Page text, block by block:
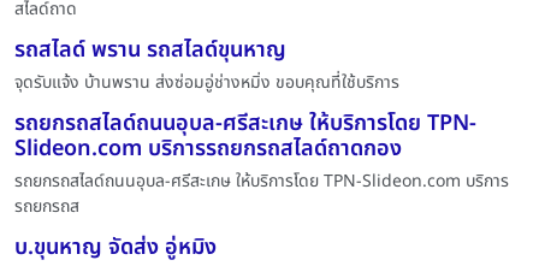
สไลด์ถาด
รถสไลด์ พราน รถสไลด์ขุนหาญ
จุดรับแจ้ง บ้านพราน ส่งซ่อมอู่ช่างหมิ่ง ขอบคุณที่ใช้บริการ
รถยกรถสไลด์ถนนอุบล-ศรีสะเกษ ให้บริการโดย TPN-
Slideon.com บริการรถยกรถสไลด์ถาดกอง
รถยกรถสไลด์ถนนอุบล-ศรีสะเกษ ให้บริการโดย TPN-Slideon.com บริการ
รถยกรถส
บ.ขุนหาญ จัดส่ง อู่หมิง